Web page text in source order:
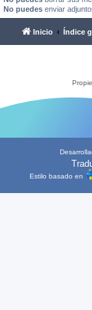
No puedes enviar
Inicio Índice
Estilo basado en